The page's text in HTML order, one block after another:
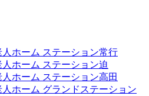
人ホーム ステーション常行
人ホーム ステーション迫
人ホーム ステーション高田
人ホーム グランドステーション